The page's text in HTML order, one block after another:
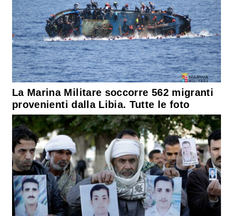
La Marina Militare soccorre 562 migranti
provenienti dalla Libia. Tutte le foto